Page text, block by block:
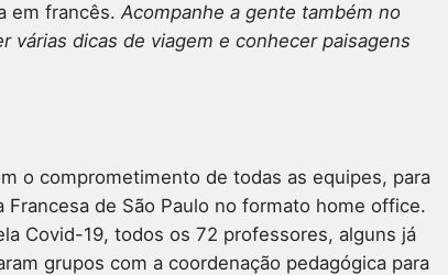
em francês.Acompanhe a gente também no
várias dicas de viagem e conhecer paisagens
o comprometimento de todas as equipes, para
Francesa de São Paulo no formato home office.
Covid-19, todos os 72 professores, alguns já
grupos com a coordenação pedagógica para